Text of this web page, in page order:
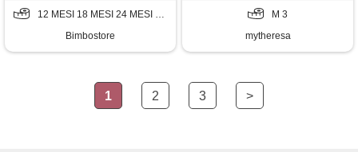
12 MESI 18 MESI 24 MESI 36 MESI 9 MESI
Bimbostore
M 3
mytheresa
1 2 3 >